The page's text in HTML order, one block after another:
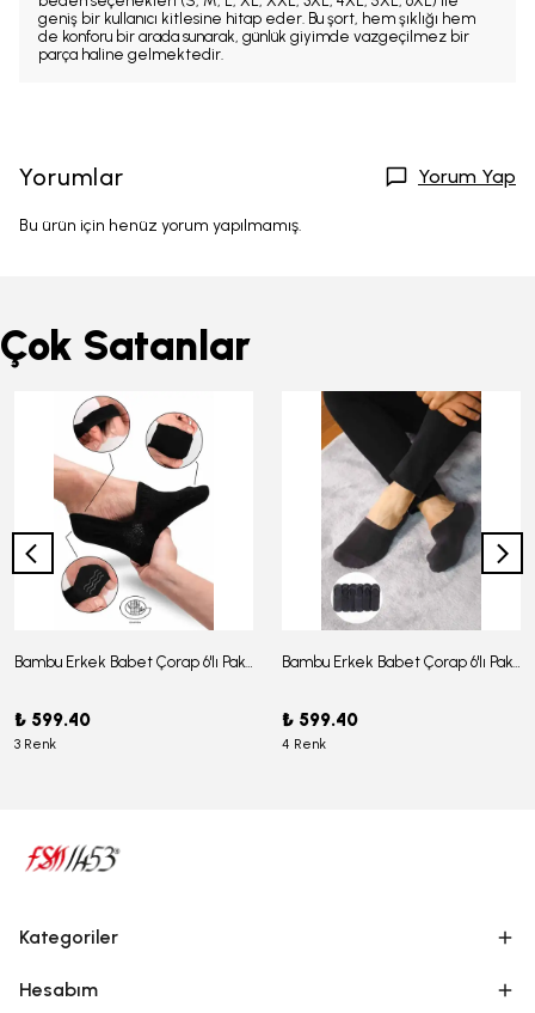
geniş bir kullanıcı kitlesine hitap eder. Bu şort, hem şıklığı hem
de konforu bir arada sunarak, günlük giyimde vazgeçilmez bir
parça haline gelmektedir.
Yorumlar Yorum Yap
Bu ürün için henüz yorum yapılmamış.
Çok Satanlar
Bambu Erkek Babet Çorap 6'lı Paket - J-03
₺ 599.40
3 Renk
Bambu Erkek Babet Çorap 6'lı Paket -J-08
₺ 599.40
4 Renk
Kategoriler
Hesabım